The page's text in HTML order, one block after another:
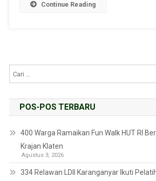
Continue Reading
POS-POS TERBARU
400 Warga Ramaikan Fun Walk HUT RI
Krajan Klaten
Agustus 3, 2026
334 Relawan LDII Karanganyar Ikuti